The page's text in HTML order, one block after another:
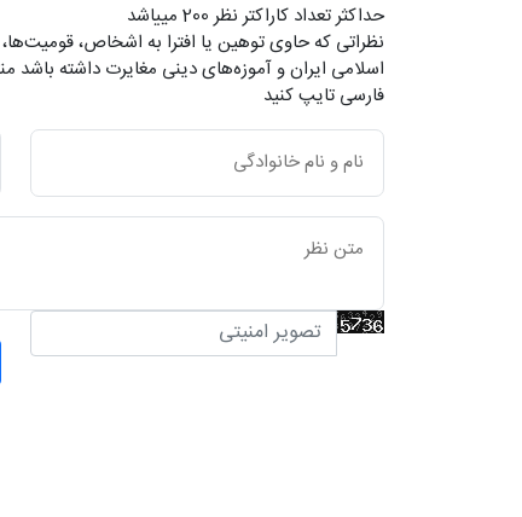
حداکثر تعداد کاراکتر نظر 200 ميياشد
نظراتی که حاوی توهین یا افترا به اشخاص،
اسلامی ایران و آموزه‌های دینی مغایرت داشته باشد
فارسی تایپ کنید